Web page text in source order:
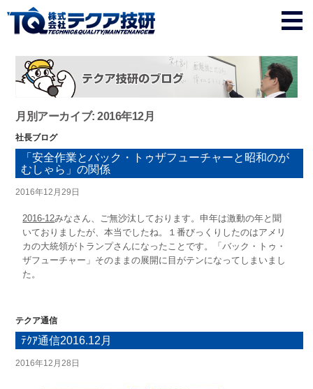
月別アーカイブ: 2016年12月
社長ブログ
「安全作業とバック・トゥザフューチャーと昭和のが
むしゃら」の関係
2016年12月29日
2016-12みなさん、ご無沙汰しております。申年は激動の年と聞
いておりましたが、本当でしたね。１番びっくりしたのはアメリ
カの大統領がトランプさんになったことです。「バック・トゥ・
ザフューチャー」そのままの展開に目がテンになってしまいまし
た。
テクア通信
ﾃｸｱ通信2016.12月
2016年12月28日